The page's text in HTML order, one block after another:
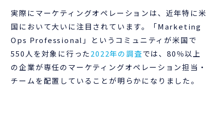
実際にマーケティングオペレーションは、近年特に米
国において大いに注目されています。「Marketing
Ops Professional」というコミュニティが米国で
550人を対象に行った2022年の調査では、80％以上
の企業が専任のマーケティングオペレーション担当・
チームを配置していることが明らかになりました。